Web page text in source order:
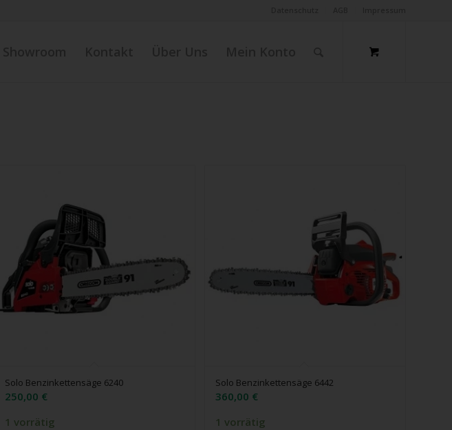
Solo Benzinkettensäge 6240
250,00 €
1 vorrätig
Solo Benzinkettensäge 6442
360,00 €
1 vorrätig